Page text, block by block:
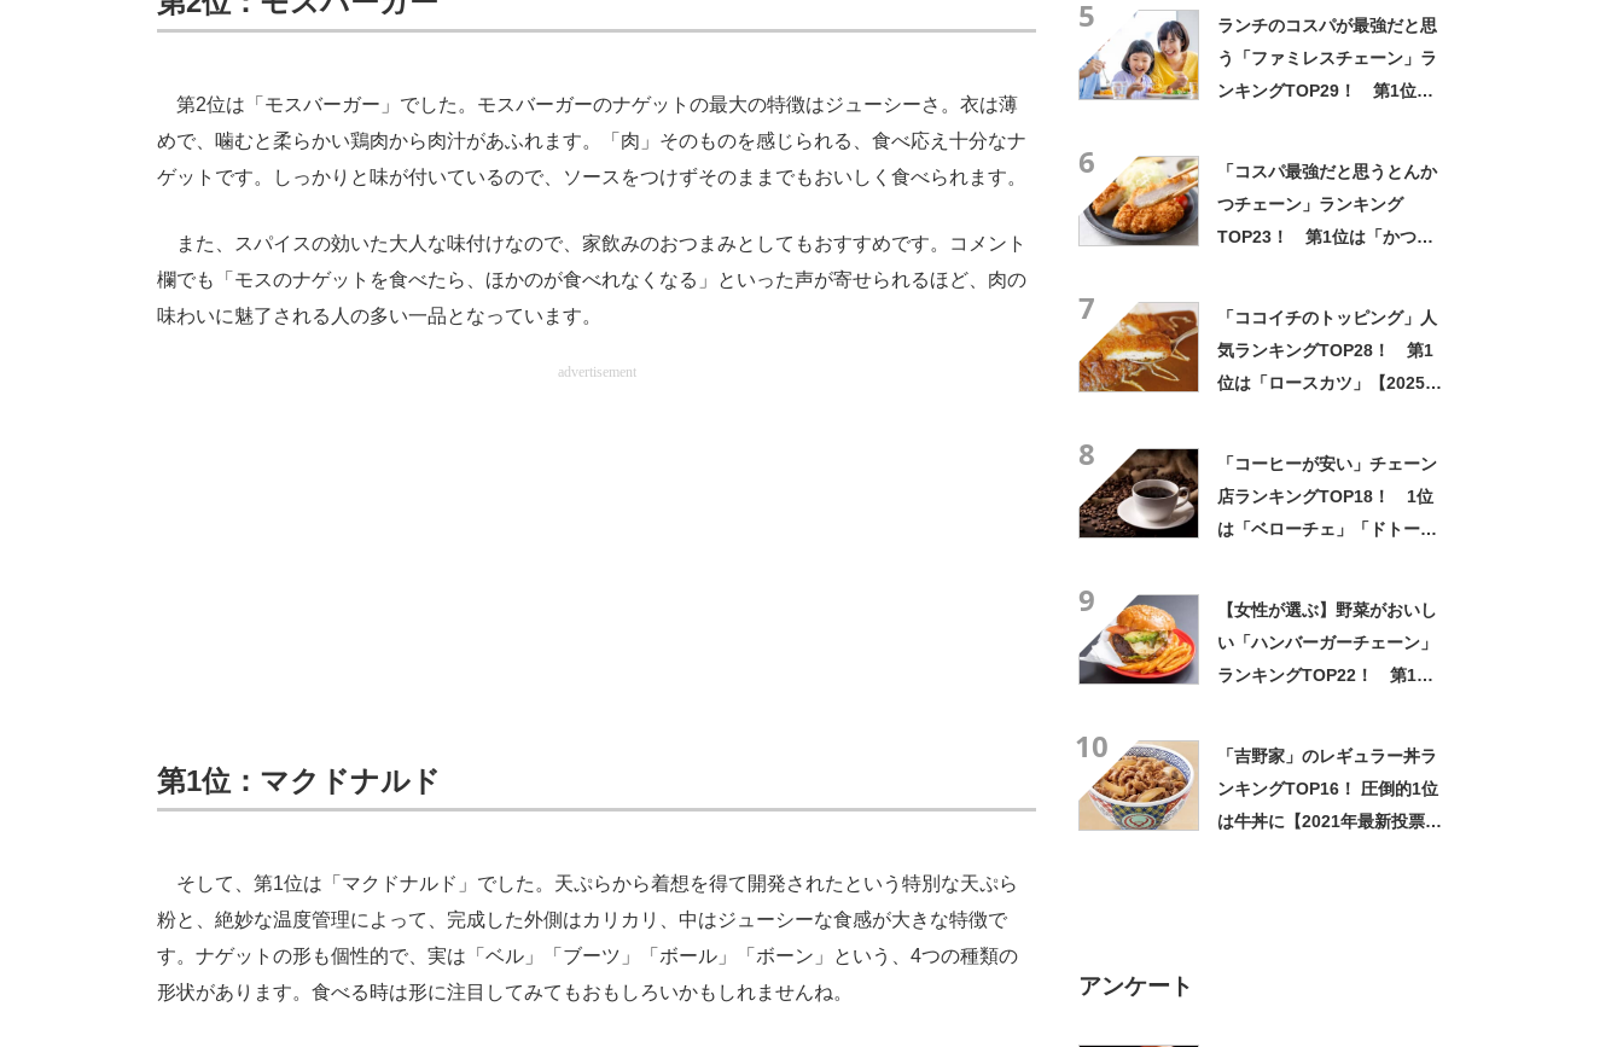
第2位は「モスバーガー」でした。モスバーガーのナゲットの最大の特徴はジューシーさ。衣は薄
めで、噛むと柔らかい鶏肉から肉汁があふれます。「肉」そのものを感じられる、食べ応え十分なナ
ゲットです。しっかりと味が付いているので、ソースをつけずそのままでもおいしく食べられます。
また、スパイスの効いた大人な味付けなので、家飲みのおつまみとしてもおすすめです。コメント
欄でも「モスのナゲットを食べたら、ほかのが食べれなくなる」といった声が寄せられるほど、肉の
味わいに魅了される人の多い一品となっています。
advertisement
第1位：マクドナルド
そして、第1位は「マクドナルド」でした。天ぷらから着想を得て開発されたという特別な天ぷら
粉と、絶妙な温度管理によって、完成した外側はカリカリ、中はジューシーな食感が大きな特徴で
す。ナゲットの形も個性的で、実は「ベル」「ブーツ」「ボール」「ボーン」という、4つの種類の
形状があります。食べる時は形に注目してみてもおもしろいかもしれませんね。
5
ランチのコスパが最強だと思
う「ファミレスチェーン」ラ
ンキングTOP29！ 第1位は
6
「コスパ最強だと思うとんか
つチェーン」ランキング
TOP23！ 第1位は「かつ
7
「ココイチのトッピング」人
気ランキングTOP28！ 第1
位は「ロースカツ」【2025年
8
「コーヒーが安い」チェーン
店ランキングTOP18！ 1位
は「ベローチェ」「ドトー
9
【女性が選ぶ】野菜がおいし
い「ハンバーガーチェーン」
ランキングTOP22！ 第1位
10
「吉野家」のレギュラー丼ラ
ンキングTOP16！ 圧倒的1位
は牛丼に【2021年最新投票結
アンケート